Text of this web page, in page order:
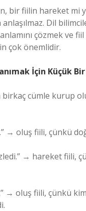
bir fiilin hareket mi
Dil
çözmek ve
çok önemlidir.
İçin Küçük
birkaç cümle kurup
→ oluş fiili, çünkü
→ hareket fiili,
→ oluş fiili, çünkü